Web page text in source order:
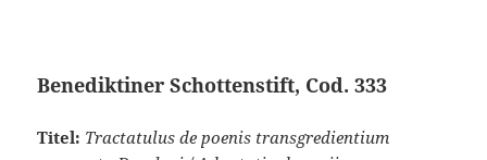
Benediktiner Schottenstift, Cod. 333
Titel: Tractatulus de poenis transgredientium